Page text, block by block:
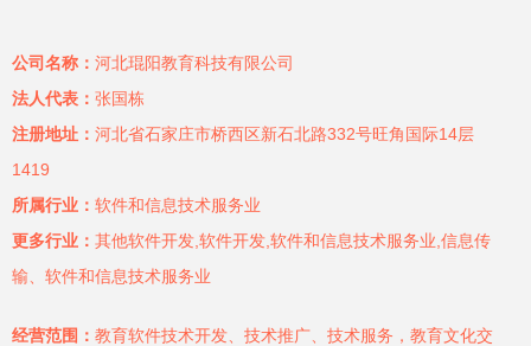
公司名称： 河北琨阳教育科技有限公司
法人代表： 张国栋
注册地址： 河北省石家庄市桥西区新石北路332号旺角国际14层
1419
所属行业： 软件和信息技术服务业
更多行业： 其他软件开发,软件开发,软件和信息技术服务业,信息传
输、软件和信息技术服务业
经营范围： 教育软件技术开发、技术推广、技术服务，教育文化交